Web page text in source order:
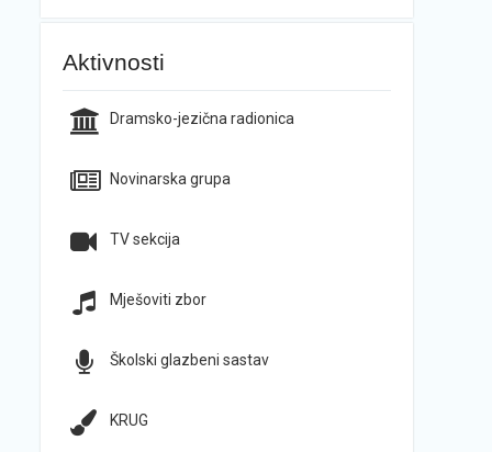
Aktivnosti
Dramsko-jezična radionica
Novinarska grupa
TV sekcija
Mješoviti zbor
Školski glazbeni sastav
KRUG